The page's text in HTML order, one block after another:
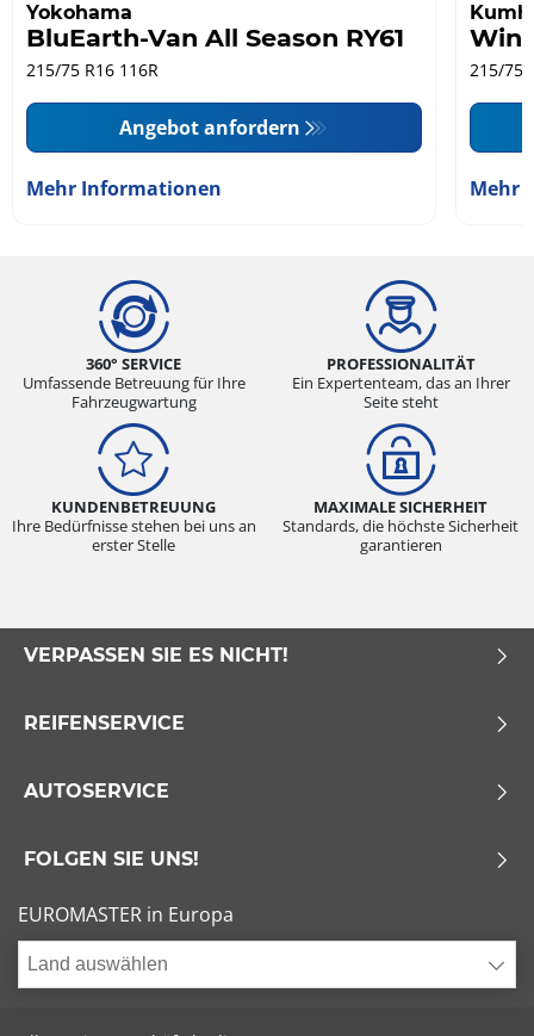
Yokohama
BluEarth-Van All Season RY61
215/75 R16 116R
Angebot anfordern
Mehr Informationen
215/75
Mehr
360° SERVICE
Umfassende Betreuung für Ihre
Fahrzeugwartung
PROFESSIONALITÄT
Ein Expertenteam, das an Ihrer
Seite steht
KUNDENBETREUUNG
Ihre Bedürfnisse stehen bei uns an
erster Stelle
MAXIMALE SICHERHEIT
Standards, die höchste Sicherheit
garantieren
VERPASSEN SIE ES NICHT!
REIFENSERVICE
AUTOSERVICE
FOLGEN SIE UNS!
EUROMASTER in Europa
Land auswählen